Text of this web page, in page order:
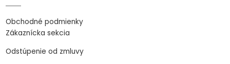
Obchodné podmienky
Zákaznícka sekcia
Odstúpenie od zmluvy